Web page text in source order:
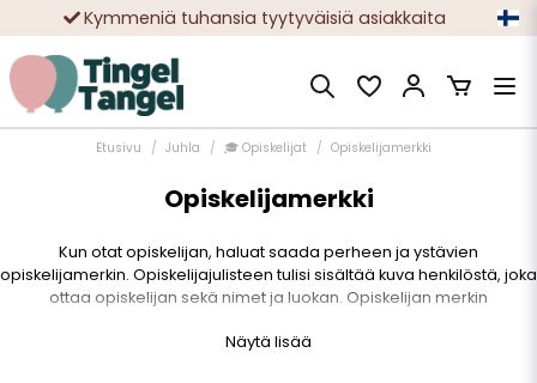
Kymmeniä tuhansia tyytyväisiä asiakkaita
Ilmainen toimitus yli 49 € tilauksille
Etusivu Juhla 🎓 Opiskelijat Opiskelijamerkki
Opiskelijamerkki
Kun otat opiskelijan, haluat saada perheen ja ystävien
opiskelijamerkin. Opiskelijajulisteen tulisi sisältää kuva henkilöstä, joka
ottaa opiskelijan sekä nimet ja luokan. Opiskelijan merkin
pystyä löytämään sukulaiset.
Näytä lisää